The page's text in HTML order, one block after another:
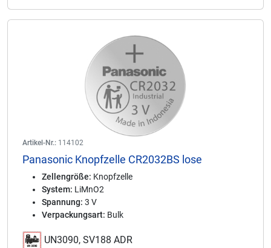
Artikel-Nr.: 114102
Panasonic Knopfzelle CR2032BS lose
Zellengröße: Knopfzelle
System: LiMnO2
Spannung: 3 V
Verpackungsart: Bulk
UN3090, SV188 ADR